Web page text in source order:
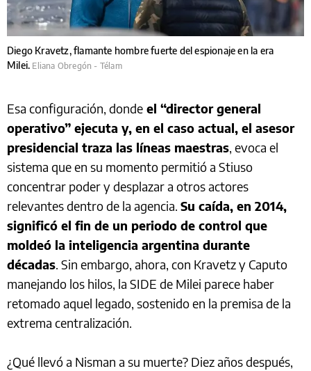
Diego Kravetz, flamante hombre fuerte del espionaje en la era
Milei. Eliana Obregón - Télam
Esa configuración, donde el “director general
operativo” ejecuta y, en el caso actual, el asesor
presidencial traza las líneas maestras, evoca el
sistema que en su momento permitió a Stiuso
concentrar poder y desplazar a otros actores
relevantes dentro de la agencia. Su caída, en 2014,
significó el fin de un periodo de control que
moldeó la inteligencia argentina durante
décadas. Sin embargo, ahora, con Kravetz y Caputo
manejando los hilos, la SIDE de Milei parece haber
retomado aquel legado, sostenido en la premisa de la
extrema centralización.
¿Qué llevó a Nisman a su muerte? Diez años después,